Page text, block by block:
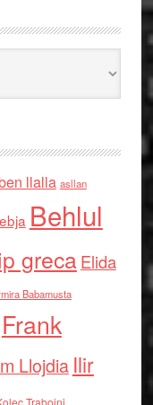
llalla asllan
Behlul
grecaElida
Babamusta
Frank
Llojdia Ilir
Traboini